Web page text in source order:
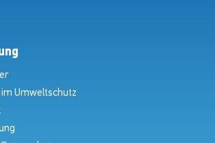
Umweltschutz